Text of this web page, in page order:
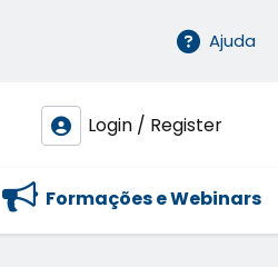
Ajuda
Login / Register
Formações e Webinars